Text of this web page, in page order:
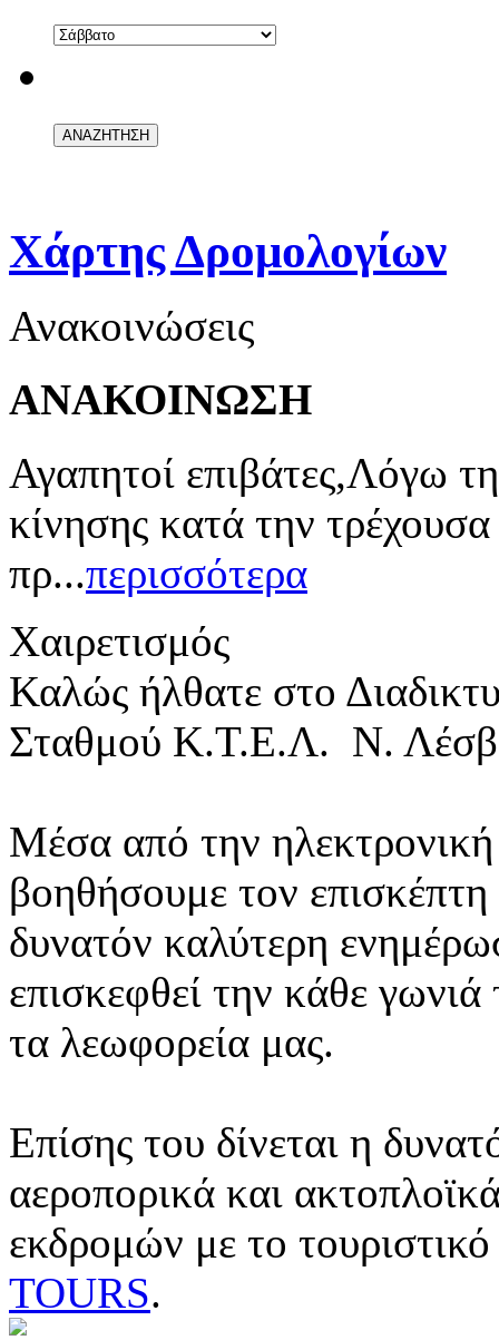
Χάρτης Δρομολογίων
Ανακοινώσεις
ΑΝΑΚΟΙΝΩΣΗ
Αγαπητοί επιβάτες,Λόγω
κίνησης κατά την
πρ...περισσότερα
Χαιρετισμός
Καλώς ήλθατε στο
Σταθμού Κ.Τ.Ε.Λ. Ν.
Μέσα από την ηλεκτρονική
βοηθήσουμε τον
δυνατόν καλύτερη
επισκεφθεί την κάθε
τα λεωφορεία μας.
Επίσης του δίνεται η
αεροπορικά και
εκδρομών με το
TOURS.